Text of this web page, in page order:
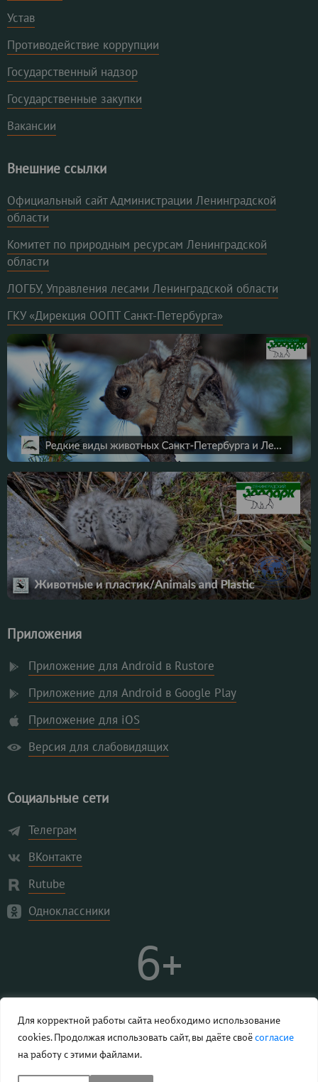
Устав
Противодействие коррупции
Государственный надзор
Государственные закупки
Вакансии
Внешние ссылки
Официальный сайт Администрации Ленинградской
области
Комитет по природным ресурсам Ленинградской
области
ЛОГБУ, Управления лесами Ленинградской области
ГКУ «Дирекция ООПТ Санкт-Петербурга»
Приложения
Приложение для Android в Rustore
Приложение для Android в Google Play
Приложение для iOS
Версия для слабовидящих
Социальные сети
Телеграм
ВКонтакте
Rutube
Одноклассники
6+
Для корректной работы сайта необходимо использование
cookies. Продолжая использовать сайт, вы даёте своё согласие
на работу с этими файлами.